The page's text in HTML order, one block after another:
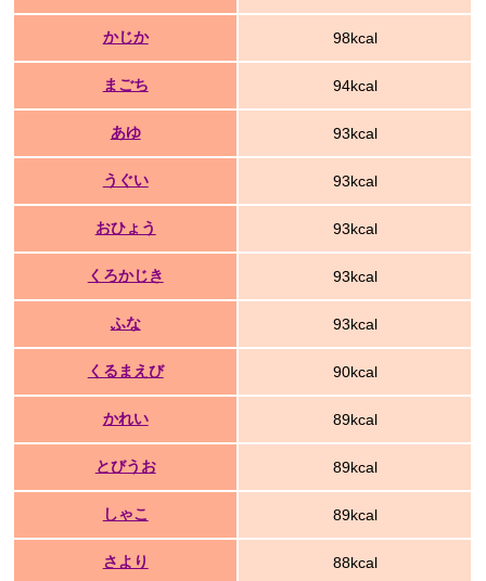
かじか 98kcal
まごち 94kcal
あゆ 93kcal
うぐい 93kcal
おひょう 93kcal
くろかじき 93kcal
ふな 93kcal
くるまえび 90kcal
かれい 89kcal
とびうお 89kcal
しゃこ 89kcal
さより 88kcal